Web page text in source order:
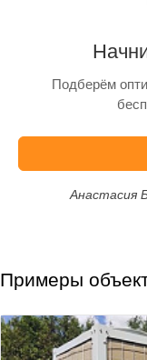
Подберём
Анастасия
Примеры